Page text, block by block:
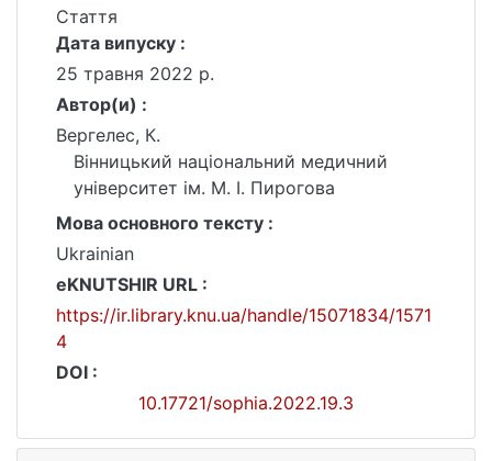
Стаття
Дата випуску :
25 травня 2022 р.
Автор(и) :
Вергелес, К.
Вінницький національний медичний
університет ім. М. І. Пирогова
Мова основного тексту :
Ukrainian
eKNUTSHIR URL :
https://ir.library.knu.ua/handle/15071834/1571
4
DOI :
10.17721/sophia.2022.19.3